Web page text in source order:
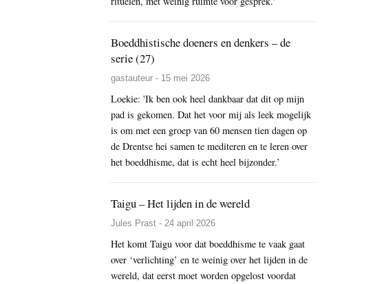
Boeddhistische doeners en denkers – de
serie (27)
gastauteur - 15 mei 2026
Loekie: 'Ik ben ook heel dankbaar dat dit op mijn
pad is gekomen. Dat het voor mij als leek mogelijk
is om met een groep van 60 mensen tien dagen op
de Drentse hei samen te mediteren en te leren over
het boeddhisme, dat is echt heel bijzonder.’
Taigu – Het lijden in de wereld
Jules Prast - 24 april 2026
Het komt Taigu voor dat boeddhisme te vaak gaat
over ‘verlichting’ en te weinig over het lijden in de
wereld, dat eerst moet worden opgelost voordat